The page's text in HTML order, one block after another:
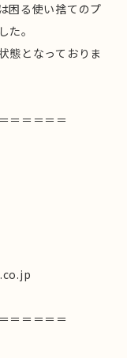
困る使い捨てのプ
。
態となっておりま
＝＝＝＝＝
＝＝＝＝＝